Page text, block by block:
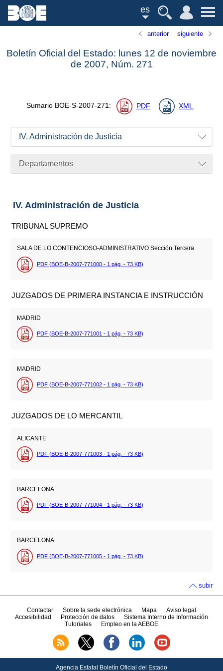
es
anterior siguiente
Boletín Oficial del Estado: lunes 12 de noviembre
de 2007, Núm. 271
Sumario BOE-S-2007-271: PDF XML
IV. Administración de Justicia
Departamentos
IV. Administración de Justicia
TRIBUNAL SUPREMO
SALA DE LO CONTENCIOSO-ADMINISTRATIVO Sección Tercera
PDF (BOE-B-2007-771000 - 1 pág. - 73 KB)
JUZGADOS DE PRIMERA INSTANCIA E INSTRUCCIÓN
MADRID
PDF (BOE-B-2007-771001 - 1 pág. - 73 KB)
MADRID
PDF (BOE-B-2007-771002 - 1 pág. - 73 KB)
JUZGADOS DE LO MERCANTIL
ALICANTE
PDF (BOE-B-2007-771003 - 1 pág. - 73 KB)
BARCELONA
PDF (BOE-B-2007-771004 - 1 pág. - 73 KB)
BARCELONA
PDF (BOE-B-2007-771005 - 1 pág. - 73 KB)
subir
Contactar Sobre la sede electrónica Mapa
Aviso legal
Accesibilidad
Protección de datos
Sistema Interno de Información
Tutoriales
Empleo en la AEBOE
Agencia Estatal Boletín Oficial del Estado